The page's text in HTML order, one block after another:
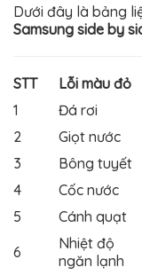
Dưới đây là bảng
Samsung side by
STT Lỗi màu đỏ
1
Đá rơi
2
Giọt nước
3
Bông tuyết
4
Cốc nước
5
Cánh quạt
6
Nhiệt độ
ngăn lạnh